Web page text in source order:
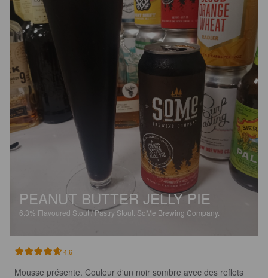
PEANUT BUTTER JELLY PIE
6.3% Flavoured Stout / Pastry Stout. SoMe Brewing Company.
4.6
Mousse présente. Couleur d'un noir sombre avec des reflets